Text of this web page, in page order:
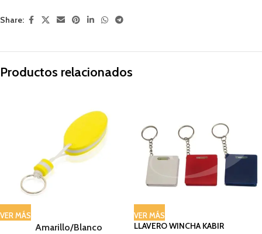
Share:
Productos relacionados
VER MÁS
Amarillo/Blanco
VER MÁS
LLAVERO WINCHA KABIR